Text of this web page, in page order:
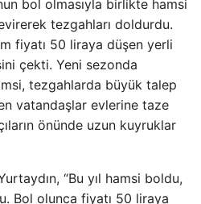
bol olmasıyla birlikte hamsi
tezgahları doldurdu.
fiyatı 50 liraya düşen yerli
çekti. Yeni sezonda
tezgahlarda büyük talep
vatandaşlar evlerine taze
önünde uzun kuyruklar
“Bu yıl hamsi boldu,
Bol olunca fiyatı 50 liraya